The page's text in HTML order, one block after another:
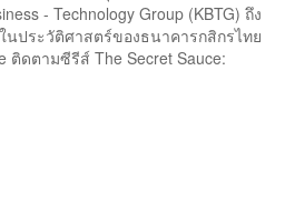
- Technology Group (KBTG) ถึง
นประวัติศาสตร์ของธนาคารกสิกรไทย
ติดตามซีรีส์ The Secret Sauce: